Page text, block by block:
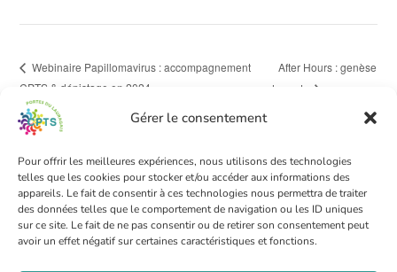
Gérer le consentement
Pour offrir les meilleures expériences, nous utilisons des technologies
telles que les cookies pour stocker et/ou accéder aux informations des
appareils. Le fait de consentir à ces technologies nous permettra de traiter
des données telles que le comportement de navigation ou les ID uniques
sur ce site. Le fait de ne pas consentir ou de retirer son consentement peut
avoir un effet négatif sur certaines caractéristiques et fonctions.
Webinaire Papillomavirus : accompagnement
CPTS & dépistage en 2024
After Hours : genèse
des cpts
CPTS PORTES DU LAURAGAIS
6 rue Jean Ingres 31320 Castanet Tolosan
Secrétariat : 07 66 77 34 63